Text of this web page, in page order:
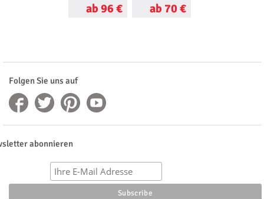
ab 96 € ab 70 €
Folgen Sie uns auf
abonnieren